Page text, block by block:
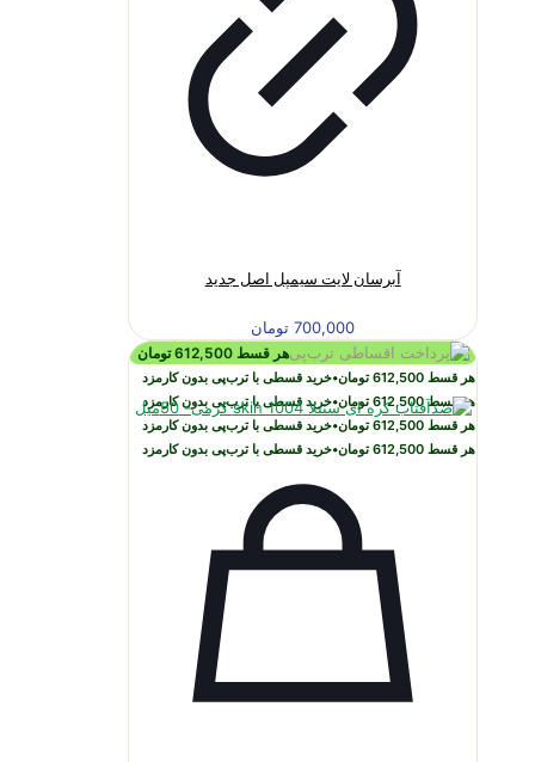
آبرسان لایت سیمپل اصل جدید
700,000 تومان
هر قسط612,500 تومان
هر قسط612,500 تومان•خرید قسطی با ترب‌پی بدون کارمزد
هر قسط612,500 تومان•خرید قسطی با ترب‌پی بدون کارمزد
هر قسط612,500 تومان•خرید قسطی با ترب‌پی بدون کارمزد
هر قسط612,500 تومان•خرید قسطی با ترب‌پی بدون کارمزد